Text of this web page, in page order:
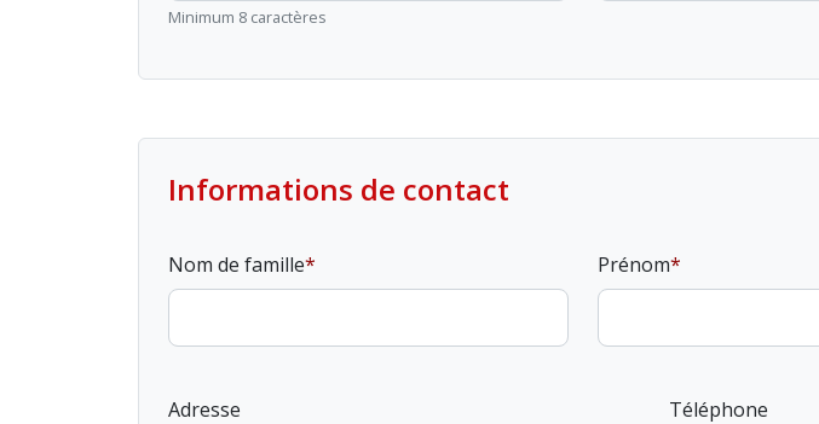
Minimum 8 caractères
Informations de contact
Nom de famille Prénom
Adresse Téléphone